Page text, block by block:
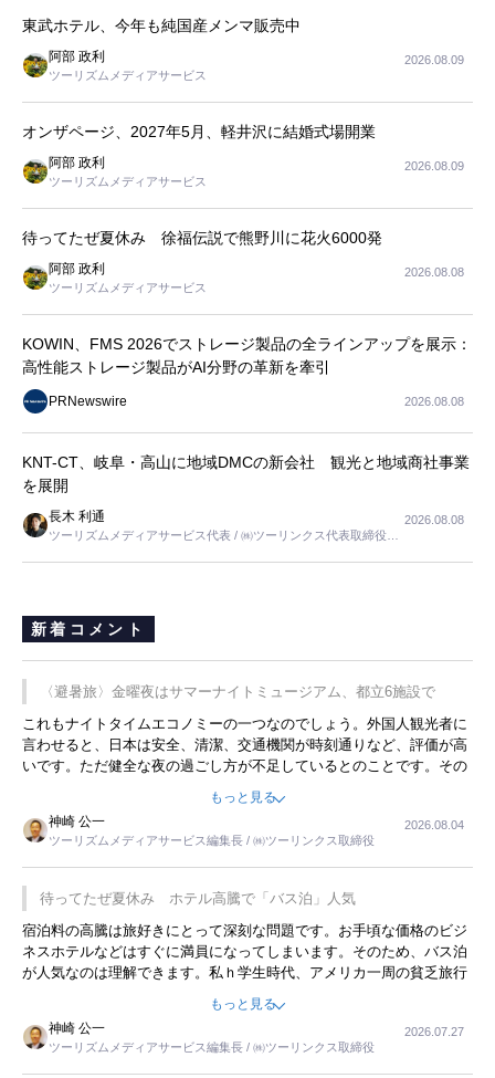
東武ホテル、今年も純国産メンマ販売中
阿部 政利
ツーリズムメディアサービス
2026.08.09
オンザページ、2027年5月、軽井沢に結婚式場開業
阿部 政利
ツーリズムメディアサービス
2026.08.09
待ってたぜ夏休み 徐福伝説で熊野川に花火6000発
阿部 政利
ツーリズムメディアサービス
2026.08.08
KOWIN、FMS 2026でストレージ製品の全ラインアップを展示：
高性能ストレージ製品がAI分野の革新を牽引
PRNewswire 2026.08.08
KNT-CT、岐阜・高山に地域DMCの新会社 観光と地域商社事業
を展開
長木 利通
ツーリズムメディアサービス代表 / ㈱ツーリンクス代表取締役社
2026.08.08
新着コメント
〈避暑旅〉金曜夜はサマーナイトミュージアム、都立6施設で
これもナイトタイムエコノミーの一つなのでしょう。外国人観光者に
言わせると、日本は安全、清潔、交通機関が時刻通りなど、評価が高
いです。ただ健全な夜の過ごし方が不足しているとのことです。その
ような意味で、金曜夜にこのようなイベントが行われれば、日本人に
限らず外国人にとっても楽しみが増えるでしょうね。
もっと見る
神崎 公一
ツーリズムメディアサービス編集長 / ㈱ツーリンクス取締役
2026.08.04
待ってたぜ夏休み ホテル高騰で「バス泊」人気
宿泊料の高騰は旅好きにとって深刻な問題です。お手頃な価格のビジ
ネスホテルなどはすぐに満員になってしまいます。そのため、バス泊
が人気なのは理解できます。私ｈ学生時代、アメリカ一周の貧乏旅行
をした時は、移動はグレイハウンドバスでした。夕方から夜の便を利
用してホテル代を浮かせていました。ただし、若いからできたことで
す。若い人が夜行バスで京都に行った、青森に行ったと聞くと、疲れ
が残らないのかなと思ってしまいます。
もっと見る
神崎 公一
ツーリズムメディアサービス編集長 / ㈱ツーリンクス取締役
2026.07.27